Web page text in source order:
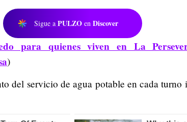
Sigue a PULZO en Discover
para quienes viven en La
)
del servicio de agua potable en cada turno